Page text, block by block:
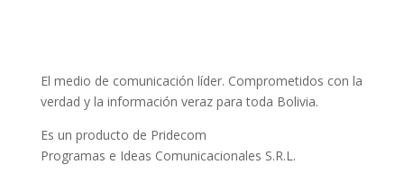
El medio de comunicación líder. Comprometidos con la
verdad y la información veraz para toda Bolivia.
Es un producto de Pridecom
Programas e Ideas Comunicacionales S.R.L.